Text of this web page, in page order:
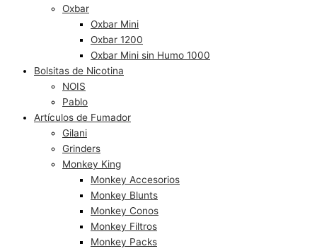
Oxbar
Oxbar Mini
Oxbar 1200
Oxbar Mini sin Humo 1000
Bolsitas de Nicotina
NOIS
Pablo
Artículos de Fumador
Gilani
Grinders
Monkey King
Monkey Accesorios
Monkey Blunts
Monkey Conos
Monkey Filtros
Monkey Packs